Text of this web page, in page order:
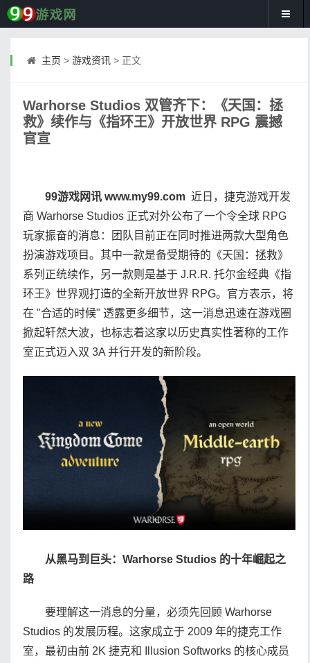
主页 > 游戏资讯> 正文
Warhorse Studios 双管齐下：《天国：拯
救》续作与《指环王》开放世界 RPG 震撼
官宣
99游戏网讯 www.my99.com 近日，捷克游戏开发
商 Warhorse Studios 正式对外公布了一个令全球 RPG
玩家振奋的消息：团队目前正在同时推进两款大型角色
扮演游戏项目。其中一款是备受期待的《天国：拯救》
系列正统续作，另一款则是基于 J.R.R. 托尔金经典《指
环王》世界观打造的全新开放世界 RPG。官方表示，将
在 "合适的时候" 透露更多细节，这一消息迅速在游戏圈
掀起轩然大波，也标志着这家以历史真实性著称的工作
室正式迈入双 3A 并行开发的新阶段。
从黑马到巨头：Warhorse Studios 的十年崛起之
路
要理解这一消息的分量，必须先回顾 Warhorse
Studios 的发展历程。这家成立于 2009 年的捷克工作
室，最初由前 2K 捷克和 Illusion Softworks 的核心成员